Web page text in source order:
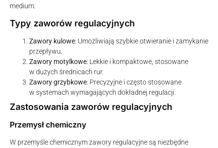
medium.
Typy zaworów regulacyjnych
Zawory kulowe: Umożliwiają szybkie otwieranie i zamykanie
przepływu.
Zawory motylkowe: Lekkie i kompaktowe, stosowane
w dużych średnicach rur.
Zawory grzybkowe: Precyzyjne i często stosowane
w systemach wymagających dokładnej regulacji.
Zastosowania zaworów regulacyjnych
Przemysł chemiczny
W przemyśle chemicznym zawory regulacyjne są niezbędne